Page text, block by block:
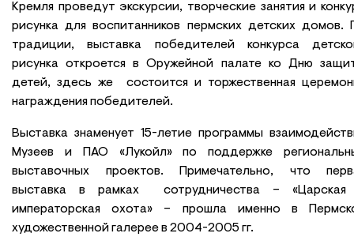
Кремля проведут экскурсии, творческие занятия и
рисунка для воспитанников пермских детских домов.
традиции, выставка победителей конкурса
рисунка откроется в Оружейной палате ко Дню
детей, здесь же состоится и торжественная
награждения победителей.
Выставка знаменует 15-летие программы
Музеев и ПАО «Лукойл» по поддержке
выставочных проектов. Примечательно, что
выставка в рамках сотрудничества –
императорская охота» – прошла именно в
художественной галерее в 2004-2005 гг.